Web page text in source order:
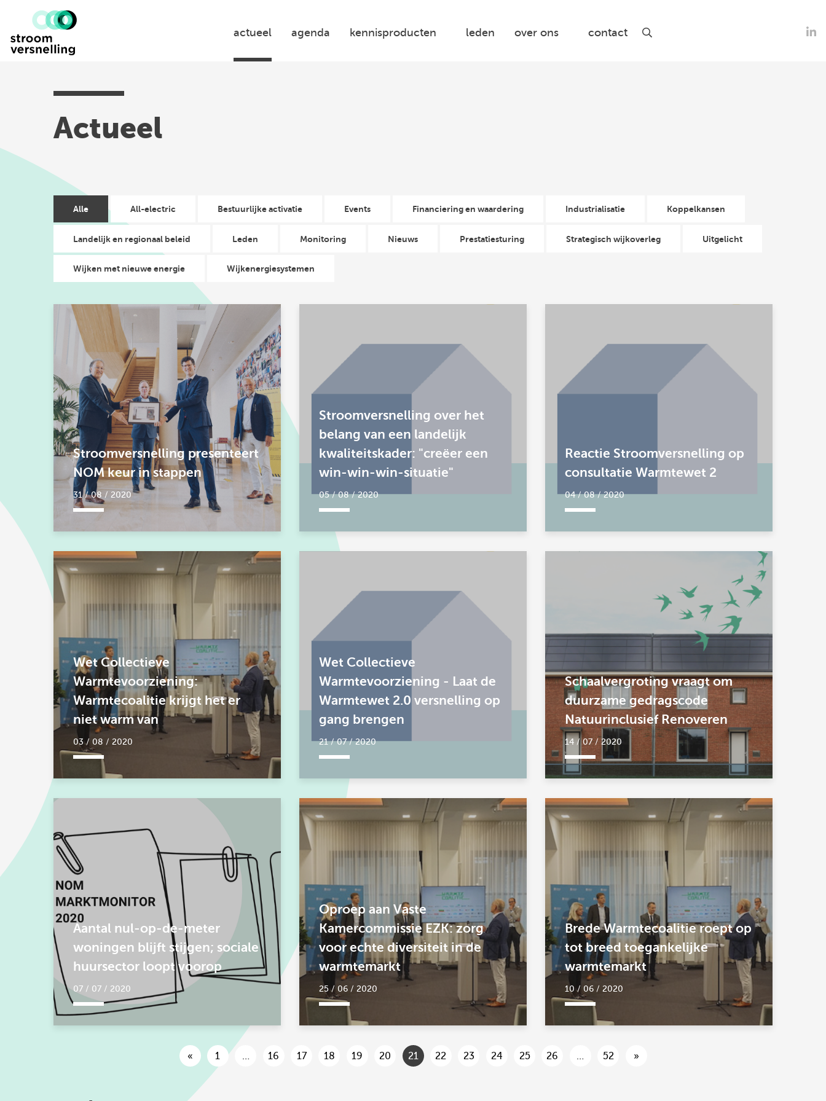
Stroomversnelling
actueel agenda kennisproducten leden over ons contact
Actueel
Alle All-electric Bestuurlijke activatie Events Financiering en waardering Industrialisatie Koppelkansen
Landelijk en regionaal beleid Leden Monitoring Nieuws Prestatiesturing Strategisch wijkoverleg Uitgelicht
Wijken met nieuwe energie Wijkenergiesystemen
Stroomversnelling presenteert
NOM keur in stappen
31 / 08 / 2020
Stroomversnelling over het
belang van een landelijk
kwaliteitskader: "creëer een
win-win-win-situatie"
05 / 08 / 2020
Reactie Stroomversnelling op
consultatie Warmtewet 2
04 / 08 / 2020
Wet Collectieve
Warmtevoorziening:
Warmtecoalitie krijgt het er
niet warm van
03 / 08 / 2020
Wet Collectieve
Warmtevoorziening - Laat de
Warmtewet 2.0 versnelling op
gang brengen
21 / 07 / 2020
Schaalvergroting vraagt om
duurzame gedragscode
Natuurinclusief Renoveren
14 / 07 / 2020
Aantal nul-op-de-meter
woningen blijft stijgen; sociale
huursector loopt voorop
07 / 07 / 2020
Oproep aan Vaste
Kamercommissie EZK: zorg
voor echte diversiteit in de
warmtemarkt
25 / 06 / 2020
Brede Warmtecoalitie roept op
tot breed toegankelijke
warmtemarkt
10 / 06 / 2020
« 1 … 16 17 18 19 20 21 22 23 24 25 26 … 52 »